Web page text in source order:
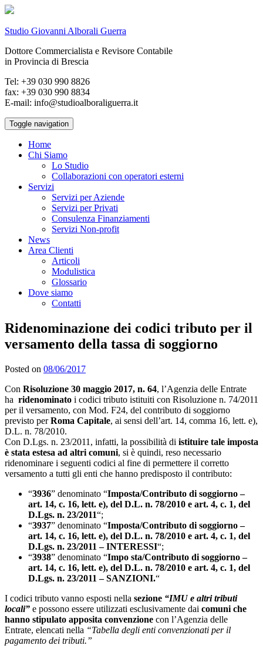
Studio Giovanni Alborali Guerra
Dottore Commercialista e Revisore Contabile
in Provincia di Brescia
Tel: +39 030 990 8826
fax: +39 030 990 8834
E-mail: info@studioalboraliguerra.it
Toggle navigation
Home
Chi Siamo
Lo Studio
Collaborazioni con operatori esterni
Servizi
Servizi per Aziende
Servizi per Privati
Consulenza Finanziamenti
Servizi Non-profit
News
Area Clienti
Articoli
Modulistica
Glossario
Dove siamo
Contatti
Ridenominazione dei codici tributo per il
versamento della tassa di soggiorno
Posted on 08/06/2017
Con Risoluzione 30 maggio 2017, n. 64, l’Agenzia delle Entrate
ha ridenominato i codici tributo istituiti con Risoluzione n. 74/2011
per il versamento, con Mod. F24, del contributo di soggiorno
previsto perRoma Capitale, ai sensi dell’art. 14, comma 16, lett. e),
D.L. n. 78/2010.
Con D.Lgs. n. 23/2011, infatti, la possibilità di istituire tale imposta
è stata estesa ad altri comuni, si è quindi, reso necessario
ridenominare i seguenti codici al fine di permettere il corretto
versamento a tutti gli enti che hanno predisposto il contributo:
“3936” denominato “Imposta/Contributo di soggiorno –
art. 14, c. 16, lett. e), del D.L. n. 78/2010 e art. 4, c. 1, del
D.Lgs. n. 23/2011“;
“3937” denominato “Imposta/Contributo di soggiorno –
art. 14, c. 16, lett. e), del D.L. n. 78/2010 e art. 4, c. 1, del
D.Lgs. n. 23/2011 – INTERESSI“;
“3938” denominato “Impo sta/Contributo di soggiorno –
art. 14, c. 16, lett. e), del D.L. n. 78/2010 e art. 4, c. 1, del
D.Lgs. n. 23/2011 – SANZIONI.“
I codici tributo vanno esposti nella sezione “IMU e altri tributi
locali” e possono essere utilizzati esclusivamente dai comuni che
hanno stipulato apposita convenzione con l’Agenzia delle
Entrate, elencati nella “Tabella degli enti convenzionati per il
pagamento dei tributi.”